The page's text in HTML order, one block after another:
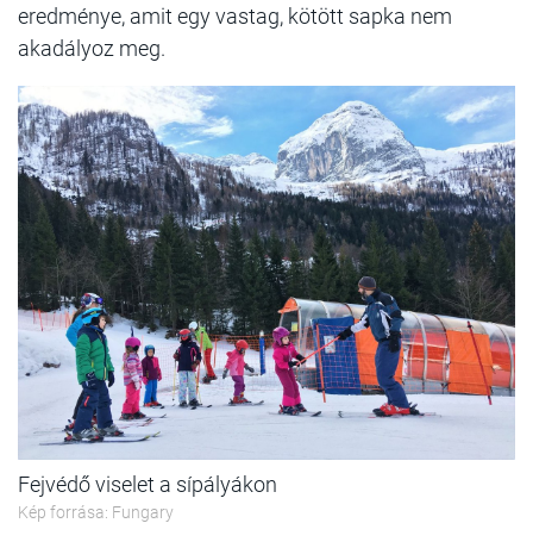
eredménye, amit egy vastag, kötött sapka nem
akadályoz meg.
Fejvédő viselet a sípályákon
Kép forrása: Fungary